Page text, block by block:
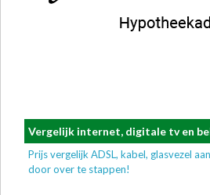
Vergelijk internet, digitale tv en
Prijs vergelijk ADSL, kabel, glasvezel
door over te stappen!